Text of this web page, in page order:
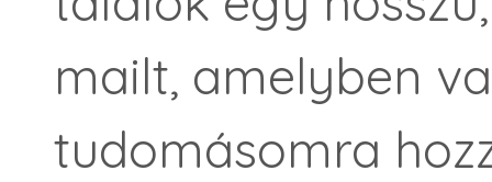
mailt, amelyben
tudomásomra